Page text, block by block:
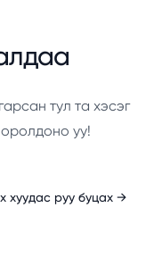
тул та хэсэг
уу!
хуудас руу буцах →